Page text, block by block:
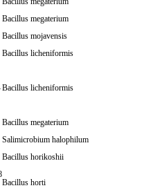
Bacillus megaterium
Bacillus mojavensis
Bacillus licheniformis
Bacillus licheniformis
Bacillus megaterium
Salimicrobium halophilum
Bacillus horikoshii
Bacillus horti